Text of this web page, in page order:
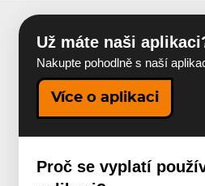
Už máte naši
Nakupte pohodlně s naší
Více o aplikaci
Proč se vyplatí